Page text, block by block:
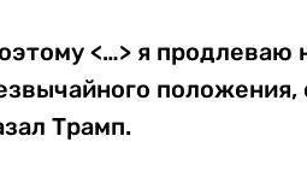
<…> я продлеваю
Трамп.